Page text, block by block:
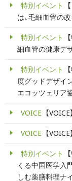
特別イベント
は、毛細血管の
特別イベント
細血管の健康デ
特別イベント
度グッドデザイ
エコッツェリア協
VOICE 【
VOICE 【
特別イベント
くる中国医学入
しむ薬膳料理ナ